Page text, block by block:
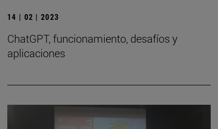
14 | 02 | 2023
ChatGPT, funcionamiento, desafíos y
aplicaciones